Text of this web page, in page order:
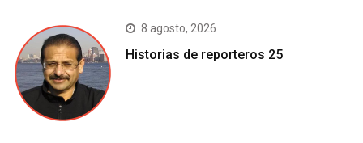
8 agosto, 2026
Historias de reporteros 25